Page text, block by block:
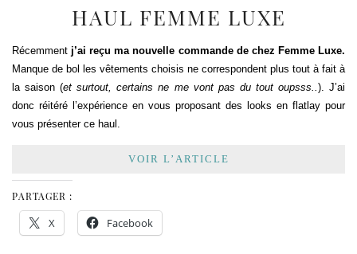
HAUL FEMME LUXE
Récemment j’ai reçu ma nouvelle commande de chez Femme Luxe.
Manque de bol les vêtements choisis ne correspondent plus tout à fait à
la saison (et surtout, certains ne me vont pas du tout oupsss.. ). J’ai
donc réitéré l’expérience en vous proposant des looks en flatlay pour
vous présenter ce haul.
VOIR L’ARTICLE
PARTAGER :
X Facebook